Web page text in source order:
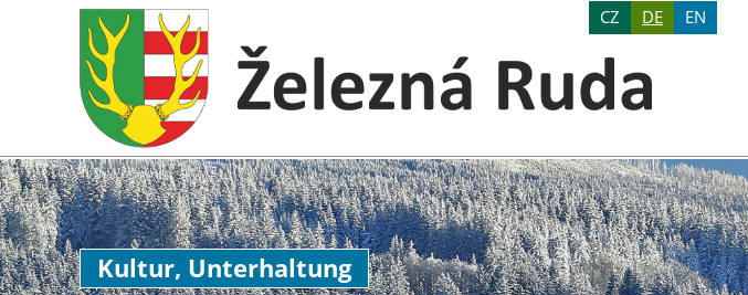
CZ DE EN
Kultur, Unterhaltung